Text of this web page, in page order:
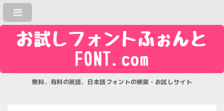
お試しフォントふぉんと
FONT.com
無料、有料の英語、日本語フォントの検索・お試しサイト